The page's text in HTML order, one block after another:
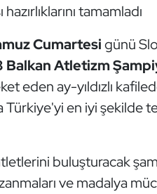
tamamladı
Cumartesigünü
Balkan Atletizm
eden ay-yıldızlı
Türkiye'yi en iyi şekilde
buluşturacak
ve madalya